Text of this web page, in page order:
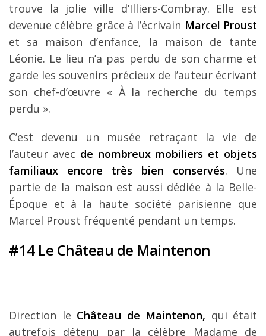
trouve la jolie ville d’Illiers-Combray. Elle est
devenue célèbre grâce à l’écrivain Marcel Proust
et sa maison d’enfance, la maison de tante
Léonie. Le lieu n’a pas perdu de son charme et
garde les souvenirs précieux de l’auteur écrivant
son chef-d’œuvre « À la recherche du temps
perdu ».
C’est devenu un musée retraçant la vie de
l’auteur avec de nombreux mobiliers et objets
familiaux encore très bien conservés. Une
partie de la maison est aussi dédiée à la Belle-
Époque et à la haute société parisienne que
Marcel Proust fréquenté pendant un temps.
#14 Le Château de Maintenon
Direction le Château de Maintenon, qui était
autrefois détenu par la célèbre Madame de